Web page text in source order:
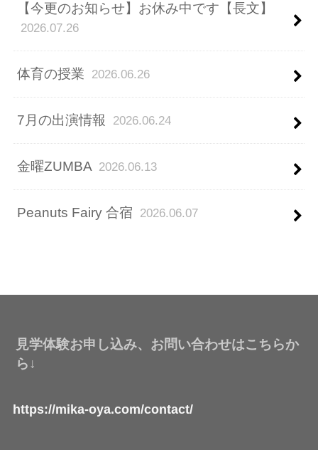
【今更のお知らせ】お休み中です【長文】
2026.07.26
体育の授業 2026.06.26
7月の出演情報 2026.06.24
金曜ZUMBA 2026.06.13
Peanuts Fairy 合宿 2026.06.07
見学体験お申し込み、お問い合わせはこちらか
ら↓
https://mika-oya.com/contact/